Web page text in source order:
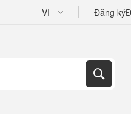
Đăng ký